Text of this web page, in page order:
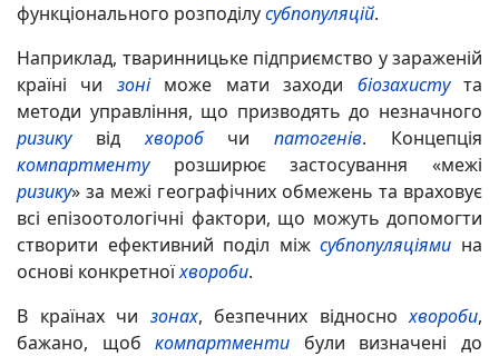
функціонального розподілусубпопуляцій.
Наприклад, тваринницьке підприємство у зараженій
країні чи зоніможе мати заходи біозахистута
методи управління, що призводять до незначного
ризикувід хворобчипатогенів. Концепція
компартментурозширює застосування «межі
ризику» за межі географічних обмежень та враховує
всі епізоотологічні фактори, що можуть допомогти
створити ефективний поділ міжсубпопуляціями на
основі конкретноїхвороби.
В країнах чи зонах, безпечних відносно хвороби,
бажано, щобкомпартменти були визначені до